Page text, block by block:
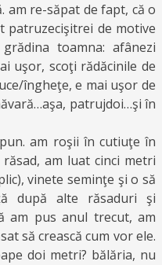
am re-săpat de fapt, că o
patruzecişitrei de motive
toamna: afânezi
uşor, scoţi rădăcinile de
îngheţe, e mai uşor de
patrujdoi…şi în
pun. am roşii în cutiuţe în
am luat cinci metri
vinete seminţe şi o să
după alte răsaduri şi
am pus anul trecut, am
să crească cum vor ele.
doi metri? bălăria, nu